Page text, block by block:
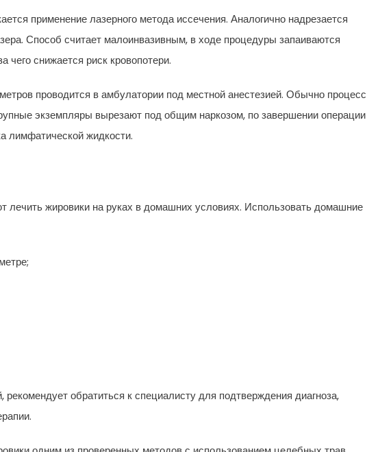
применение лазерного метода иссечения. Аналогично надрезается
Способ считает малоинвазивным, в ходе процедуры запаиваются
снижается риск кровопотери.
проводится в амбулатории под местной анестезией. Обычно процесс
экземпляры вырезают под общим наркозом, по завершении операции
лимфатической жидкости.
лечить жировики на руках в домашних условиях. Использовать домашние
обратиться к специалисту для подтверждения диагноза,